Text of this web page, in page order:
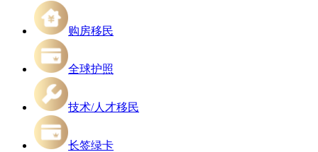
购房移民
全球护照
技术/人才移民
长签绿卡